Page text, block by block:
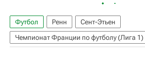
Футбол Ренн
Сент-Этьен
Чемпионат Франции по футболу (Лига 1)